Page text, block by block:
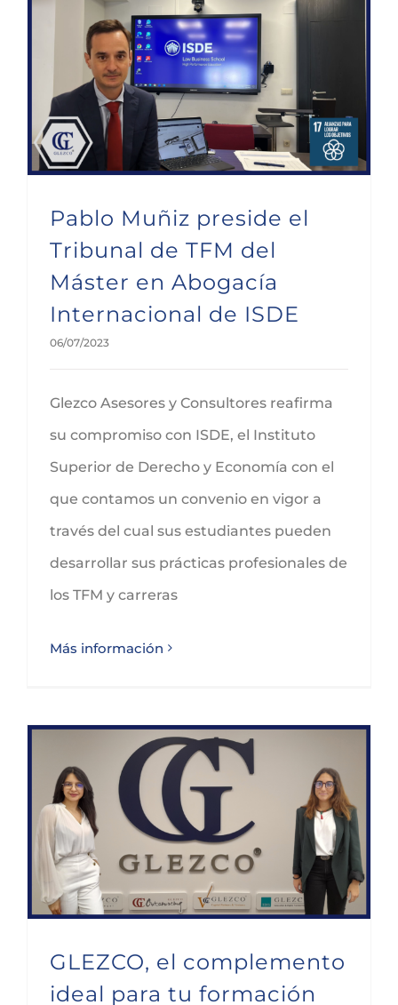
Pablo Muñiz preside el
Tribunal de TFM del
Máster en Abogacía
Internacional de ISDE
06/07/2023
Glezco Asesores y Consultores reafirma
su compromiso con ISDE, el Instituto
Superior de Derecho y Economía con el
que contamos un convenio en vigor a
través del cual sus estudiantes pueden
desarrollar sus prácticas profesionales de
los TFM y carreras
Más información
GLEZCO, el complemento
ideal para tu formación